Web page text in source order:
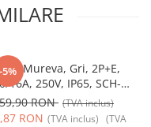
-5% Mureva, Gri, 2P+E,
16A, 250V, IP65, SCH-
Schneider Electric -
Schneider
59,90 RON (TVA inclus)
RON (TVA inclus) (TVA